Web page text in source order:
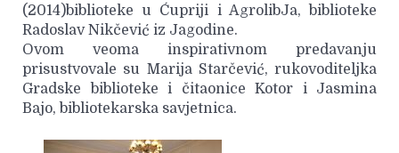
(2014)biblioteke u Ćupriji i AgrolibJa, biblioteke
Radoslav Nikčević iz Jagodine.
Ovom veoma inspirativnom predavanju
prisustvovale su Marija Starčević, rukovoditeljka
Gradske biblioteke i čitaonice Kotor i Jasmina
Bajo, bibliotekarska savjetnica.